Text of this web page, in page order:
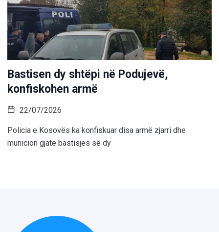
Bastisen dy shtëpi në Podujevë,
konfiskohen armë
22/07/2026
Policia e Kosovës ka konfiskuar disa armë zjarri dhe
municion gjatë bastisjes së dy